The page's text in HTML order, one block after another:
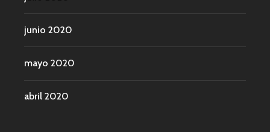
junio 2020
mayo 2020
abril 2020